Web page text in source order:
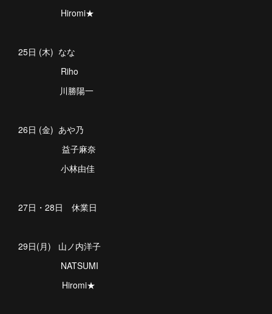
Hiromi★
25日 (木) なな
Riho
川勝陽一
26日 (金) あや乃
益子麻奈
小林由佳
27日・28日 休業日
29日(月) 山ノ内洋子
NATSUMI
Hiromi★